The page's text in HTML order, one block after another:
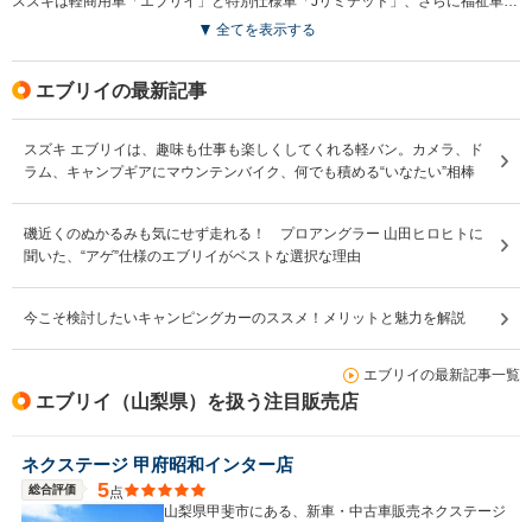
全てを表示する
エブリイの最新記事
スズキ エブリイは、趣味も仕事も楽しくしてくれる軽バン。カメラ、ド
ラム、キャンプギアにマウンテンバイク、何でも積める“いなたい”相棒
磯近くのぬかるみも気にせず走れる！ プロアングラー 山田ヒロヒトに
聞いた、“アゲ”仕様のエブリイがベストな選択な理由
今こそ検討したいキャンピングカーのススメ！メリットと魅力を解説
エブリイの最新記事一覧
エブリイ（山梨県）を扱う注目販売店
ネクステージ 甲府昭和インター店
総合評価 5点
山梨県甲斐市にある、新車・中古車販売ネクステージ